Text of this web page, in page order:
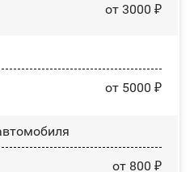
от 3000 ₽
от 5000 ₽
от 800 ₽